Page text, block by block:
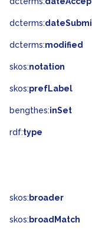
dcterms:
dcterms:modified
skos:notation
skos:prefLabel
bengthes:inSet
rdf:type
skos: broader
skos: broadMatch